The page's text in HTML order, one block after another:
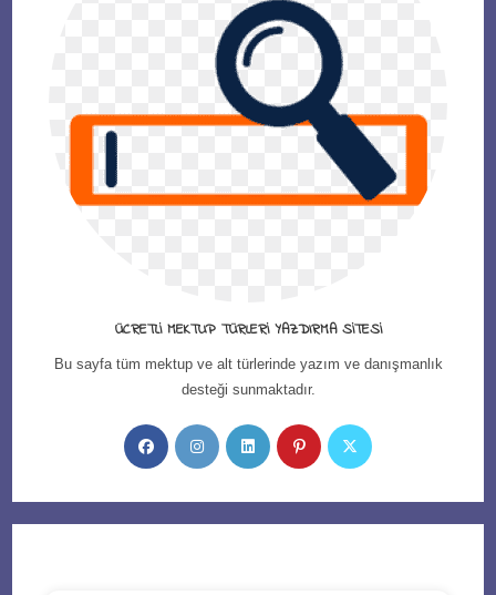
ÜCRETLI MEKTUP TÜRLERI YAZDIRMA SITESI
Bu sayfa tüm mektup ve alt türlerinde yazım ve danışmanlık
desteği sunmaktadır.
Opens
in
Opens
in
Opens
in
Opens
in
Opens